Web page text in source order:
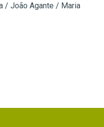
/ João Agante / Maria